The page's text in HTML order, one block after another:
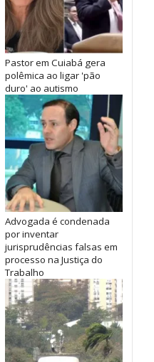
Pastor em Cuiabá gera
polêmica ao ligar 'pão
duro' ao autismo
Advogada é condenada
por inventar
jurisprudências falsas em
processo na Justiça do
Trabalho